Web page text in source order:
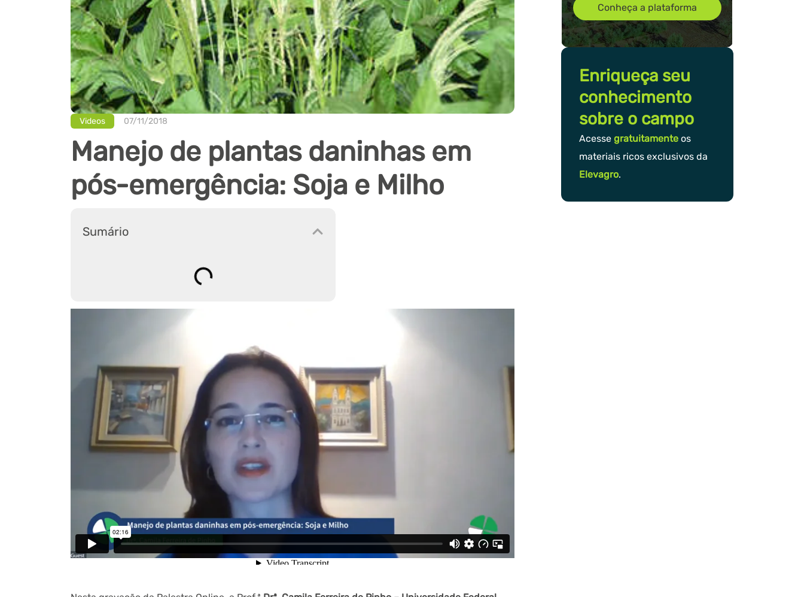
Videos 07/11/2018
Manejo de plantas daninhas em
pós-emergência: Soja e Milho
Sumário
Conheça a plataforma
Enriqueça seu
conhecimento
sobre o campo
Acesse gratuitamenteos
materiais ricos exclusivos da
Elevagro.